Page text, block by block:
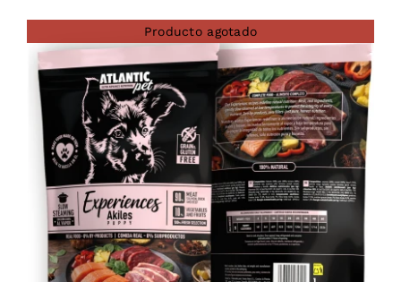
Producto agotado
DETAILS